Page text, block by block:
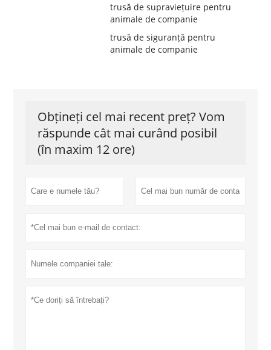
trusă de supraviețuire pentru
animale de companie
trusă de siguranță pentru
animale de companie
Obțineți cel mai recent preț? Vom
răspunde cât mai curând posibil
(în maxim 12 ore)